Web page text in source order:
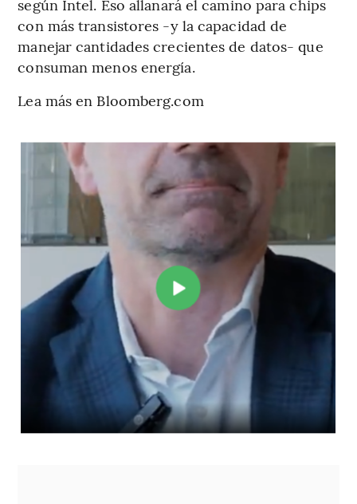
según Intel. Eso allanará el camino para chips
con más transistores -y la capacidad de
manejar cantidades crecientes de datos- que
consuman menos energía.
Lea más en Bloomberg.com